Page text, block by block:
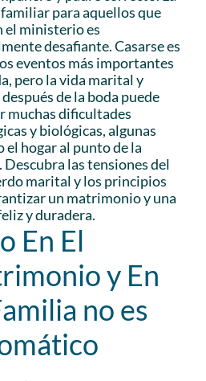
para aquellos que
el ministerio es
desafiante. Casarse es
eventos más importantes
pero la vida marital y
de la boda puede
muchas dificultades
y biológicas, algunas
el hogar al punto de la
las tensiones del
marital y los principios
un matrimonio y una
y duradera.
En El
y En
no es